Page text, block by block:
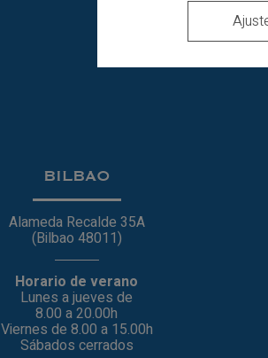
BILBAO
Alameda Recalde 35A
(Bilbao 48011)
Horario de verano
Lunes a jueves de
8.00 a 20.00h
Viernes de 8.00 a 15.00h
Sábados cerrados